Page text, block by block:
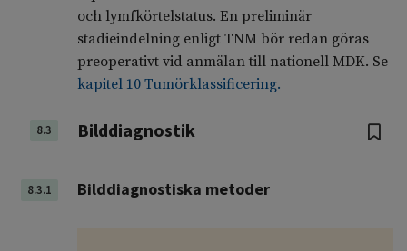
och lymfkörtelstatus. En preliminär
stadieindelning enligt TNM bör redan göras
preoperativt vid anmälan till nationell MDK. Se
kapitel 10 Tumörklassificering.
8.3 Bilddiagnostik
8.3.1 Bilddiagnostiska metoder